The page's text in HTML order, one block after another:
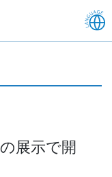
展示で開